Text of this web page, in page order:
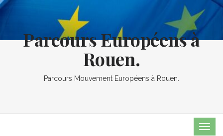
Parcours Européens à
Rouen.
Parcours Mouvement Européens à Rouen.